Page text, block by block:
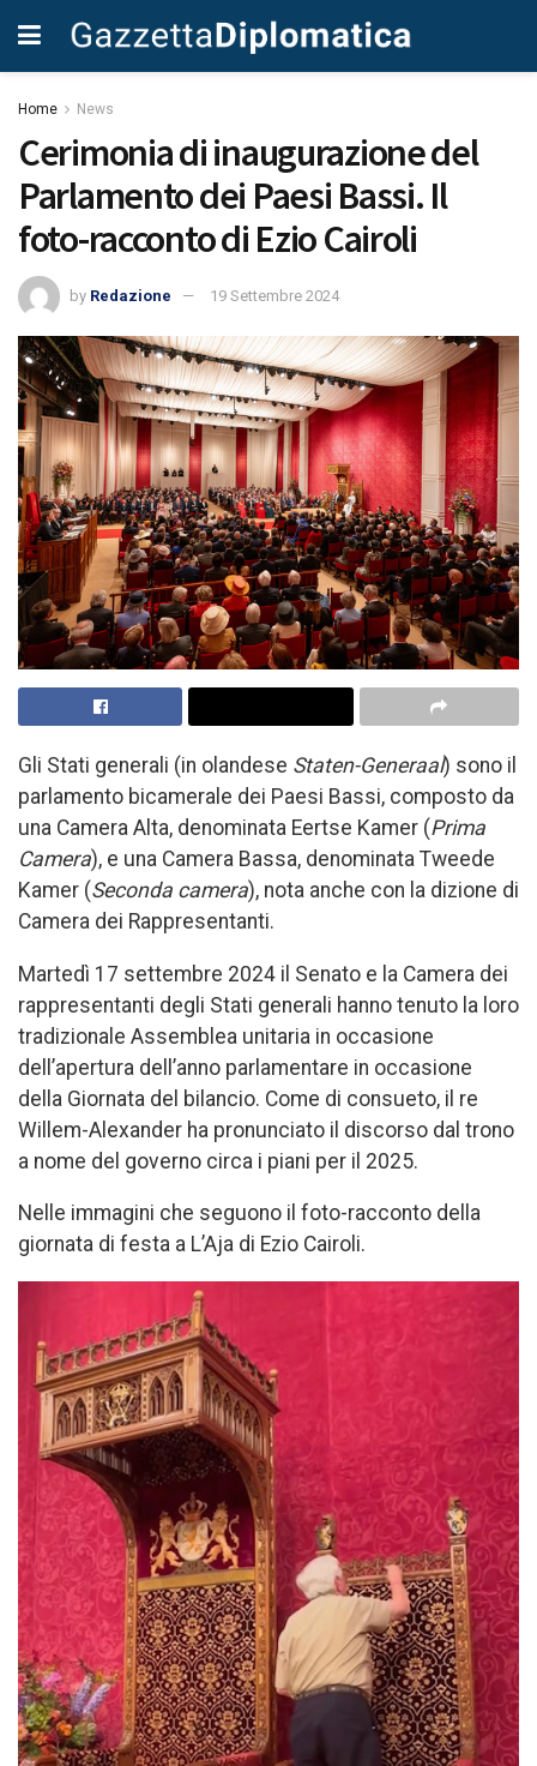
Home News
Cerimonia di inaugurazione del
Parlamento dei Paesi Bassi. Il
foto-racconto di Ezio Cairoli
by Redazione 19 Settembre 2024
Gli Stati generali (in olandese Staten-Generaal) sono il
parlamento bicamerale dei Paesi Bassi, composto da
una Camera Alta, denominata Eertse Kamer (Prima
Camera), e una Camera Bassa, denominata Tweede
Kamer (Seconda camera), nota anche con la dizione di
Camera dei Rappresentanti.
Martedì 17 settembre 2024 il Senato e la Camera dei
rappresentanti degli Stati generali hanno tenuto la loro
tradizionale Assemblea unitaria in occasione
dell’apertura dell’anno parlamentare in occasione
della Giornata del bilancio. Come di consueto, il re
Willem-Alexander ha pronunciato il discorso dal trono
a nome del governo circa i piani per il 2025.
Nelle immagini che seguono il foto-racconto della
giornata di festa a L’Aja di Ezio Cairoli.